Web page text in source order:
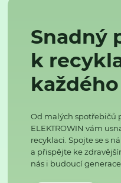
Snadný
k
každého
Od malých spotřebičů
ELEKTROWIN vám
recyklaci. Spojte se s
a přispějte ke
nás i budoucí generace.